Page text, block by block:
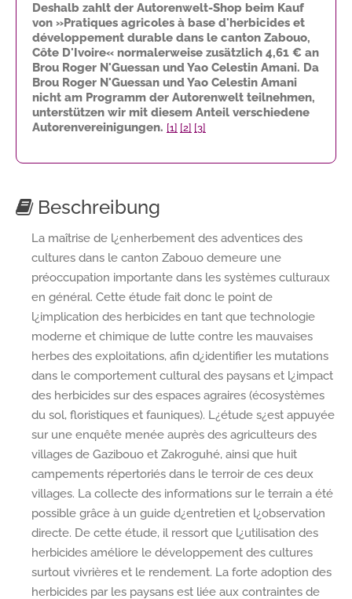
Deshalb zahlt der Autorenwelt-Shop beim Kauf
von »Pratiques agricoles à base d'herbicides et
développement durable dans le canton Zabouo,
Côte D'Ivoire« normalerweise zusätzlich 4,61 € an
Brou Roger N'Guessan und Yao Celestin Amani. Da
Brou Roger N'Guessan und Yao Celestin Amani
nicht am Programm der Autorenwelt teilnehmen,
unterstützen wir mit diesem Anteil verschiedene
Autorenvereinigungen. [1] [2] [3]
Beschreibung
La maîtrise de l¿enherbement des adventices des
cultures dans le canton Zabouo demeure une
préoccupation importante dans les systèmes culturaux
en général. Cette étude fait donc le point de
l¿implication des herbicides en tant que technologie
moderne et chimique de lutte contre les mauvaises
herbes des exploitations, afin d¿identifier les mutations
dans le comportement cultural des paysans et l¿impact
des herbicides sur des espaces agraires (écosystèmes
du sol, floristiques et fauniques). L¿étude s¿est appuyée
sur une enquête menée auprès des agriculteurs des
villages de Gazibouo et Zakroguhé, ainsi que huit
campements répertoriés dans le terroir de ces deux
villages. La collecte des informations sur le terrain a été
possible grâce à un guide d¿entretien et l¿observation
directe. De cette étude, il ressort que l¿utilisation des
herbicides améliore le développement des cultures
surtout vivrières et le rendement. La forte adoption des
herbicides par les paysans est liée aux contraintes de